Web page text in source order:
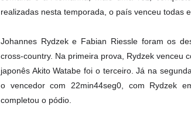
realizadas nesta temporada, o país venceu todas
Johannes Rydzek e Fabian Riessle foram os
cross-country. Na primeira prova, Rydzek venceu
japonês Akito Watabe foi o terceiro. Já na
o vencedor com 22min44seg0, com Rydzek
completou o pódio.